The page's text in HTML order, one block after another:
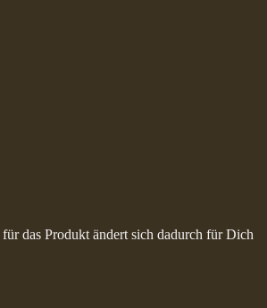
das Produkt ändert sich dadurch für Dich